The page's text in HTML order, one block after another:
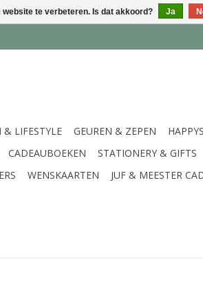
& LIFESTYLE GEUREN & ZEPEN
CADEAUBOEKEN STATIONERY & GIFTS
WENSKAARTEN JUF & MEESTER
te verbeteren. Is dat akkoord? Ja